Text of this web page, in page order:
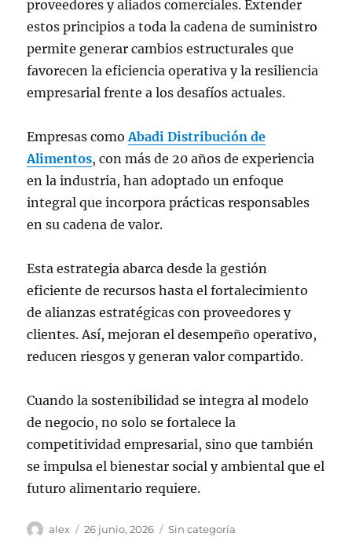
proveedores y aliados comerciales. Extender
estos principios a toda la cadena de suministro
permite generar cambios estructurales que
favorecen la eficiencia operativa y la resiliencia
empresarial frente a los desafíos actuales.
Empresas comoAbadi Distribución de
Alimentos, con más de 20 años de experiencia
en la industria, han adoptado un enfoque
integral que incorpora prácticas responsables
en su cadena de valor.
Esta estrategia abarca desde la gestión
eficiente de recursos hasta el fortalecimiento
de alianzas estratégicas con proveedores y
clientes. Así, mejoran el desempeño operativo,
reducen riesgos y generan valor compartido.
Cuando la sostenibilidad se integra al modelo
de negocio, no solo se fortalece la
competitividad empresarial, sino que también
se impulsa el bienestar social y ambiental que el
futuro alimentario requiere.
Autor
alex
Publicado
26 junio, 2026 Categorías
Sin categoría